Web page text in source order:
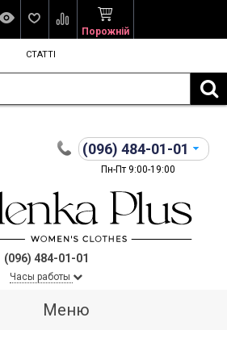
Порожній
СТАТТІ
(096) 484-01-01
Пн-Пт 9:00-19:00
(096) 484-01-01
Часы работы
Меню